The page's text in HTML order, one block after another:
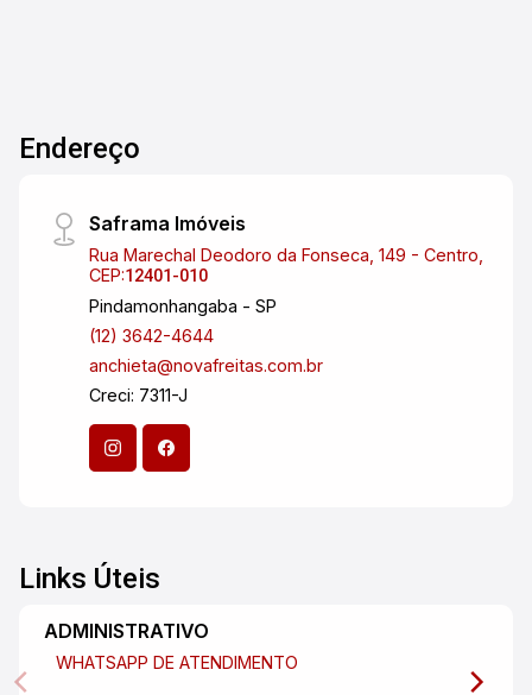
Endereço
Saframa Imóveis
Rua Marechal Deodoro da Fonseca, 149 - Centro,
CEP:12401-010
Pindamonhangaba - SP
(12) 3642-4644
anchieta@novafreitas.com.br
Creci: 7311-J
Links Úteis
ADMINISTRATIVO
WHATSAPP DE ATENDIMENTO